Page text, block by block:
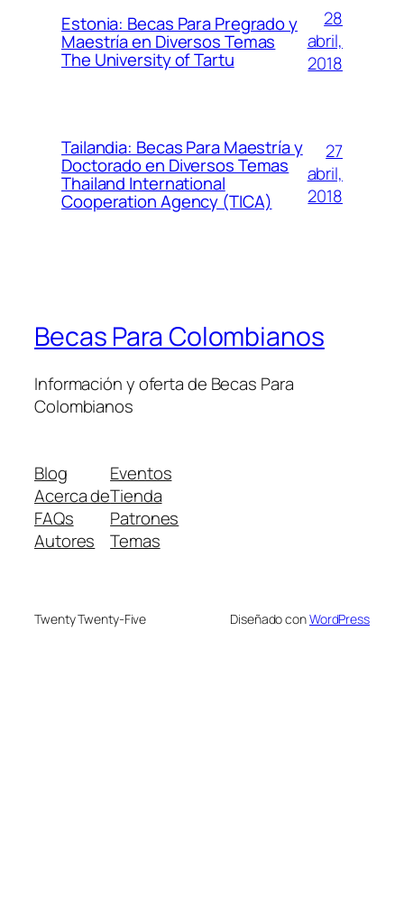
Estonia: Becas Para Pregrado y
Maestría en Diversos Temas
The University of Tartu
28
abril,
2018
Tailandia: Becas Para Maestría y
Doctorado en Diversos Temas
Thailand International
Cooperation Agency (TICA)
27
abril,
2018
Becas Para Colombianos
Información y oferta de Becas Para
Colombianos
Blog
Acerca de
FAQs
Autores
Eventos
Tienda
Patrones
Temas
Twenty Twenty-Five Diseñado conWordPress